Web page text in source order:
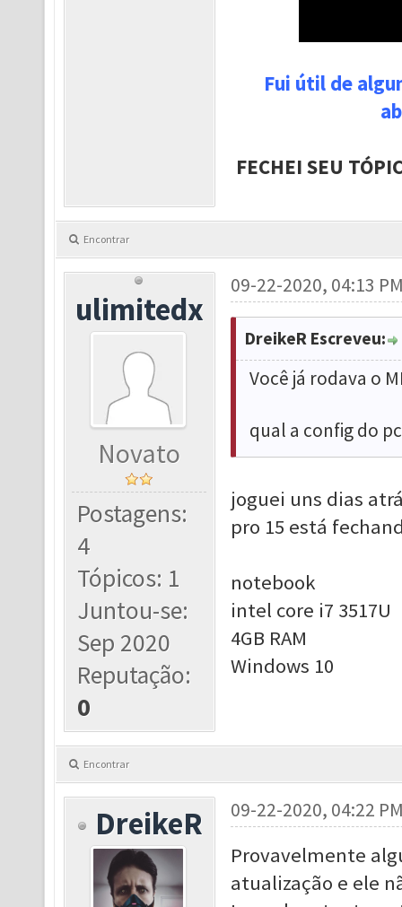
Fui útil de
FECHEI SEU
Encontrar
ulimitedx
Novato
Postagens:
4
Tópicos: 1
Juntou-se:
Sep 2020
Reputação:
0
09-22-2020, 04:13
DreikeR Escreveu:
Você já rodava o
qual a config do
joguei uns dias
pro 15 está
notebook
intel core i7 3517U
4GB RAM
Windows 10
Encontrar
DreikeR 09-22-2020, 04:22
Provavelmente
atualização e ele